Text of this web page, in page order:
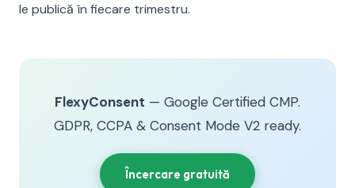
le publică în fiecare trimestru.
FlexyConsent — Google Certified CMP.
GDPR, CCPA & Consent Mode V2 ready.
Încercare gratuită